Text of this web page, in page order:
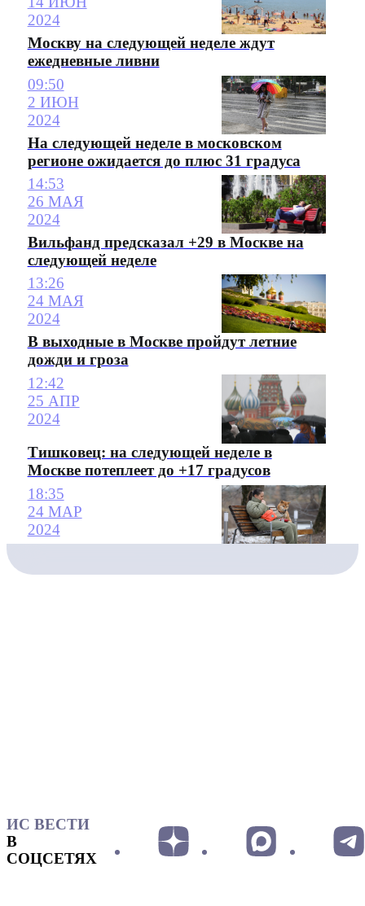
2024
Москву на следующей неделе ждут
ежедневные ливни
09:50
2 ИЮН
2024
На следующей неделе в московском
регионе ожидается до плюс 31 градуса
14:53
26 МАЯ
2024
Вильфанд предсказал +29 в Москве на
следующей неделе
13:26
24 МАЯ
2024
В выходные в Москве пройдут летние
дожди и гроза
12:42
25 АПР
2024
Тишковец: на следующей неделе в
Москве потеплеет до +17 градусов
18:35
24 МАР
2024
ИС ВЕСТИ
В
СОЦСЕТЯХ